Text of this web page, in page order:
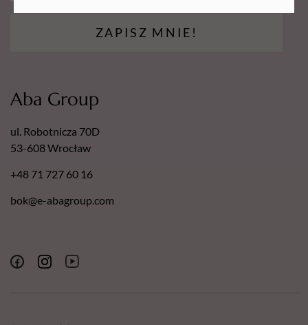
ZAPISZ MNIE!
Aba Group
ul. Robotnicza 70D
53-608 Wrocław
+48 71 727 60 16
bok@e-abagroup.com